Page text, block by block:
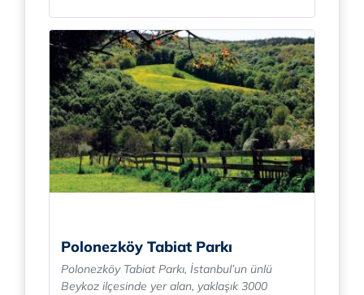
Polonezköy Tabiat Parkı
Polonezköy Tabiat Parkı, İstanbul’un ünlü
Beykoz ilçesinde yer alan, yaklaşık 3000